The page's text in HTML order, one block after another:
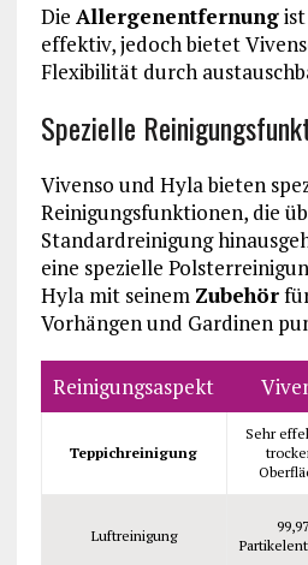
Die Allergenentfernungist
effektiv, jedoch bietet
Flexibilität durch
Spezielle
Vivenso und Hyla bieten
Reinigungsfunktionen, die
Standardreinigung
eine spezielle
Hyla mit seinem Zubehör
Vorhängen und Gardinen
Reinigungsaspekt
Teppichreinigung
Sehr
Luftreinigung